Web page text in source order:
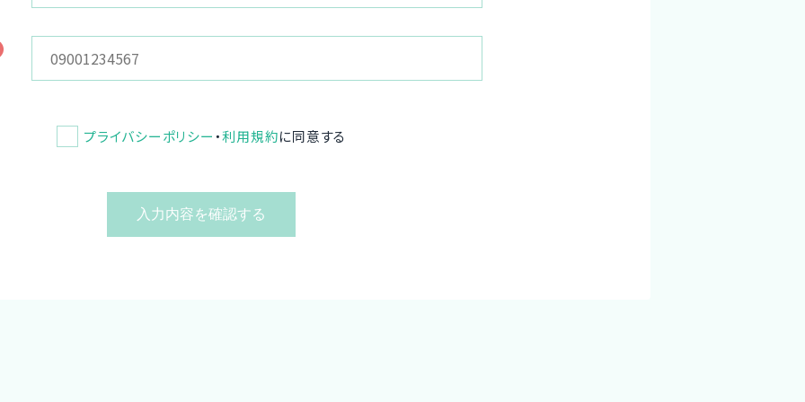
プライバシーポリシー・利用規約に同意する
入力内容を確認する